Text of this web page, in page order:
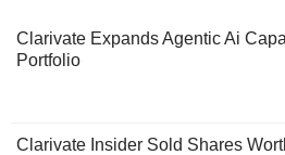
Clarivate Expands Agentic Ai
Portfolio
Clarivate Insider Sold Shares